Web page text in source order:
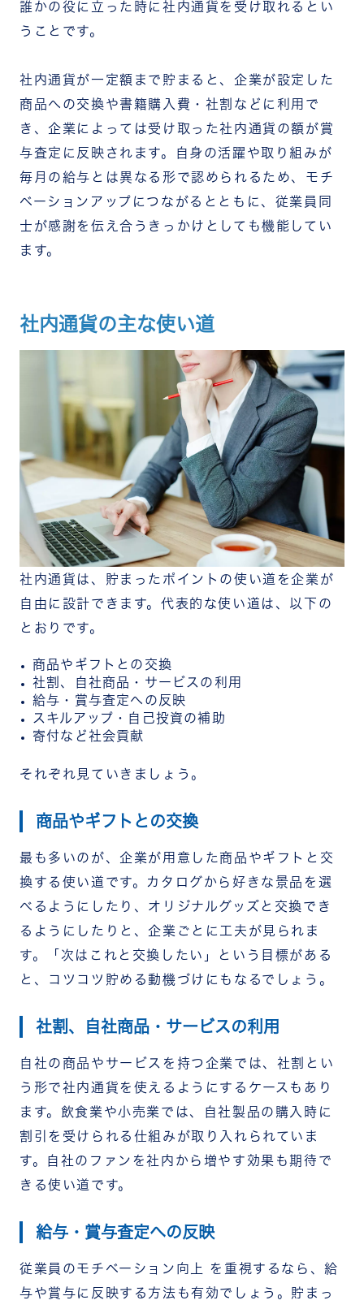
誰かの役に立った時に社内通貨を受け取れるとい
うことです。
社内通貨が一定額まで貯まると、企業が設定した
商品への交換や書籍購入費・社割などに利用で
き、企業によっては受け取った社内通貨の額が賞
与査定に反映されます。自身の活躍や取り組みが
毎月の給与とは異なる形で認められるため、モチ
ベーションアップにつながるとともに、従業員同
士が感謝を伝え合うきっかけとしても機能してい
ます。
社内通貨の主な使い道
社内通貨は、貯まったポイントの使い道を企業が
自由に設計できます。代表的な使い道は、以下の
とおりです。
商品やギフトとの交換
社割、自社商品・サービスの利用
給与・賞与査定への反映
スキルアップ・自己投資の補助
寄付など社会貢献
それぞれ見ていきましょう。
商品やギフトとの交換
最も多いのが、企業が用意した商品やギフトと交
換する使い道です。カタログから好きな景品を選
べるようにしたり、オリジナルグッズと交換でき
るようにしたりと、企業ごとに工夫が見られま
す。「次はこれと交換したい」という目標がある
と、コツコツ貯める動機づけにもなるでしょう。
社割、自社商品・サービスの利用
自社の商品やサービスを持つ企業では、社割とい
う形で社内通貨を使えるようにするケースもあり
ます。飲食業や小売業では、自社製品の購入時に
割引を受けられる仕組みが取り入れられていま
す。自社のファンを社内から増やす効果も期待で
きる使い道です。
給与・賞与査定への反映
従業員のモチベーション向上 を重視するなら、給
与や賞与に反映する方法も有効でしょう。貯まっ